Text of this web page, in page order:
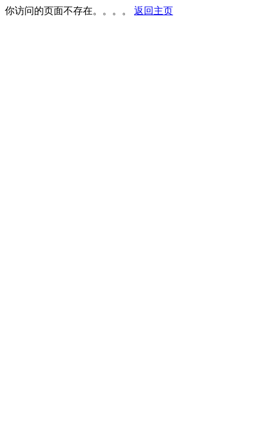
你访问的页面不存在。。。。 返回主页